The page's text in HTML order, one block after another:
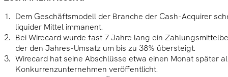
Dem Geschäftsmodell der Branche der Cash-Acquirer
liquider Mittel immanent.
Bei Wirecard wurde fast 7 Jahre lang ein
der den Jahres-Umsatz um bis zu 38% übersteigt.
Wirecard hat seine Abschlüsse etwa einen Monat später
Konkurrenzunternehmen veröffentlicht.